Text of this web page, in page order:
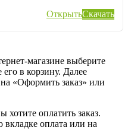
ОткрытьСкачать
магазине выберите
в корзину. Далее
«Оформить заказ» или
хотите оплатить заказ.
оплата или на